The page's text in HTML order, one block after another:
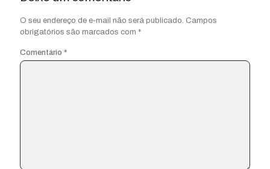
O seu endereço de e-mail não será publicado. Campos
obrigatórios são marcados com *
Comentário *